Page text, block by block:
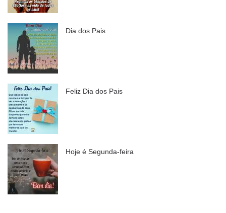
Dia dos Pais
Feliz Dia dos Pais
Hoje é Segunda-feira